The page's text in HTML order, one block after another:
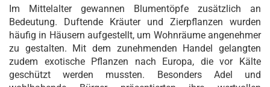
Im Mittelalter gewannen Blumentöpfe zusätzlich an
Bedeutung. Duftende Kräuter und Zierpflanzen wurden
häufig in Häusern aufgestellt, um Wohnräume angenehmer
zu gestalten. Mit dem zunehmenden Handel gelangten
zudem exotische Pflanzen nach Europa, die vor Kälte
geschützt werden mussten. Besonders Adel und